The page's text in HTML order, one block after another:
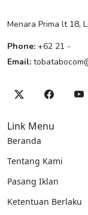
Menara Prima lt 18,
Phone: +62 21 -
Email:
Link Menu
Beranda
Tentang Kami
Pasang Iklan
Ketentuan Berlaku